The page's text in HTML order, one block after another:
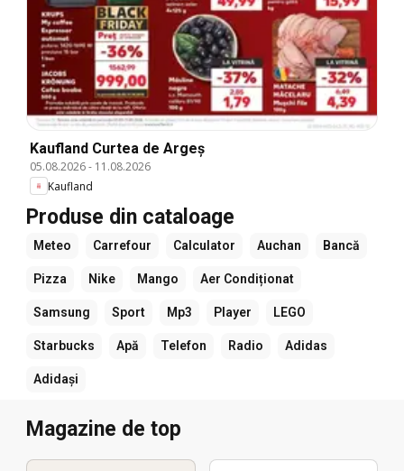
Kaufland Curtea de Argeș
05.08.2026- 11.08.2026
Kaufland
Produse din cataloage
Meteo Carrefour Calculator Auchan Bancă
Pizza Nike Mango Aer Condiționat
Samsung Sport Mp3 Player LEGO
Starbucks Apă Telefon Radio Adidas
Adidași
Magazine de top